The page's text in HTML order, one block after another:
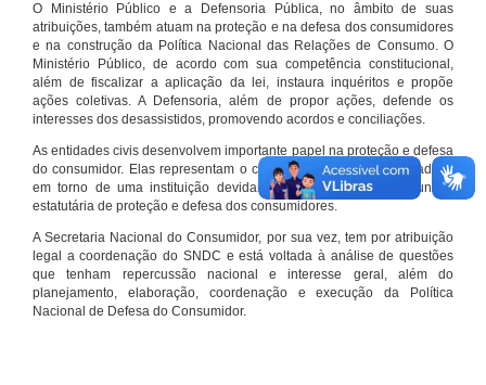
O Ministério Público e a Defensoria Pública, no âmbito de suas
atribuições, também atuam na proteção e na defesa dos consumidores
e na construção da Política Nacional das Relações de Consumo. O
Ministério Público, de acordo com sua competência constitucional,
além de fiscalizar a aplicação da lei, instaura inquéritos e propõe
ações coletivas. A Defensoria, além de propor ações, defende os
interesses dos desassistidos, promovendo acordos e conciliações.
As entidades civis desenvolvem importante papel na proteção e defesa
do consumidor. Elas representam o conjunto organizado de cidadãos
em torno de uma instituição devidamente registrada e com função
estatutária de proteção e defesa dos consumidores.
A Secretaria Nacional do Consumidor, por sua vez, tem por atribuição
legal a coordenação do SNDC e está voltada à análise de questões
que tenham repercussão nacional e interesse geral, além do
planejamento, elaboração, coordenação e execução da Política
Nacional de Defesa do Consumidor.